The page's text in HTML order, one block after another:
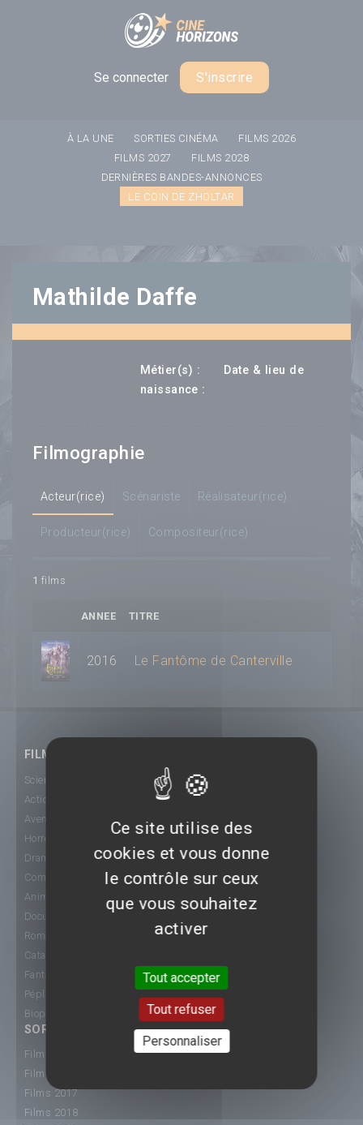
Se connecter S'inscrire
À LA UNE SORTIES CINÉMA
FILMS 2026
FILMS 2027
FILMS 2028
DERNIÈRES BANDES-ANNONCES
LE COIN DE ZHOLTAR
Mathilde Daffe
Métier(s) :
Date & lieu de
naissance :
Filmographie
Acteur(rice) Scénariste Réalisateur(rice)
Producteur(rice) Compositeur(rice)
1 films
ANNEE TITRE
2016 Le Fantôme de Canterville
FILMS
Science-Fiction
Action
Aventure
Horreur
Drame
Comédie
Animation
Documentaire
Romance
Catastrophe
Fantastique
Péplum
Biopic
SORTIE CINÉ
Films 2015
Films 2016
Films 2017
Films 2018
Panneau de gestion des cookies
Ce site utilise des
cookies et vous donne
le contrôle sur ceux
que vous souhaitez
activer
Tout accepter
Tout refuser
Personnaliser